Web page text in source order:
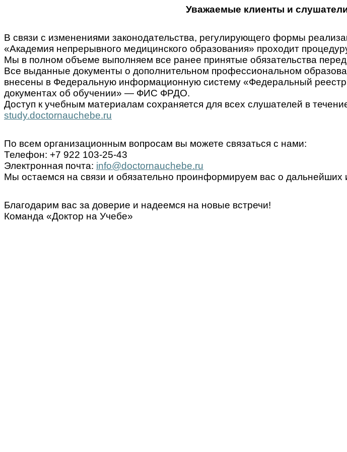
Уважаемые клиенты и
В связи с изменениями законодательства, регулирующего формы
«Академия непрерывного медицинского образования» проходит
Мы в полном объеме выполняем все ранее принятые обязательства
Все выданные документы о дополнительном профессиональном
внесены в Федеральную информационную систему «Федеральный
документах об обучении» — ФИС ФРДО.
Доступ к учебным материалам сохраняется для всех слушателей в
study.doctornauchebe.ru
По всем организационным вопросам вы можете связаться с нами:
Телефон: +7 922 103-25-43
Электронная почта: info@doctornauchebe.ru
Мы остаемся на связи и обязательно проинформируем вас о дальнейших
Благодарим вас за доверие и надеемся на новые встречи!
Команда «Доктор на Учебе»